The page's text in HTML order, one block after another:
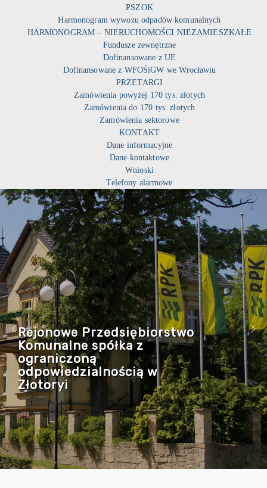
PSZOK
Harmonogram wywozu odpadów komunalnych
HARMONOGRAM – NIERUCHOMOŚCI NIEZAMIESZKAŁE
Fundusze zewnętrzne
Dofinansowane z UE
Dofinansowane z WFOŚiGW we Wrocławiu
PRZETARGI
Zamówienia powyżej 170 tys. złotych
Zamówienia do 170 tys. złotych
Zamówienia sektorowe
KONTAKT
Dane informacyjne
Dane kontaktowe
Wnioski
Telefony alarmowe
Rejonowe Przedsiębiorstwo
Komunalne spółka z
ograniczoną
odpowiedzialnością w
Złotoryi